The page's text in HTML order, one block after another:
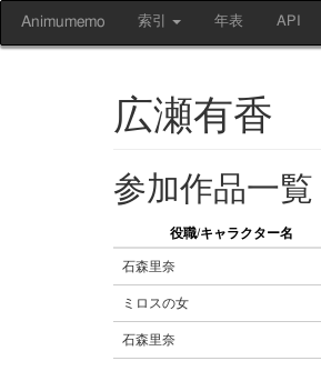
Animumemo 索引 年表 API
広瀬有香
参加作品一覧
役職/キャラクター名
石森里奈
ミロスの女
石森里奈